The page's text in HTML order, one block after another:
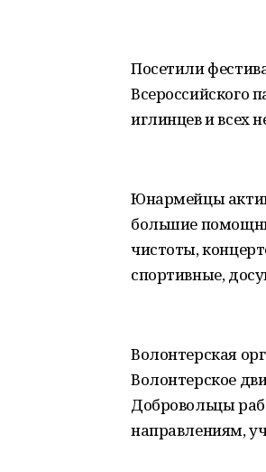
Посетили
Всероссийского
иглинцев и всех
Юнармейцы
большие
чистоты,
спортивные,
Волонтерская
Волонтерское
Добровольцы
направлениям,